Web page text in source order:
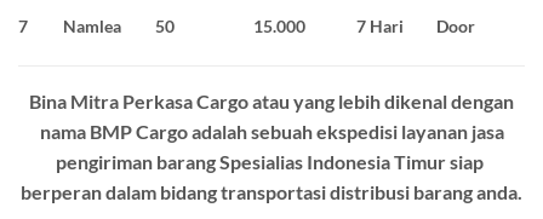
7 Namlea 50 15.000 7 Hari Door
Bina Mitra Perkasa Cargo atau yang lebih dikenal dengan
nama BMP Cargo adalah sebuah ekspedisi layanan jasa
pengiriman barang Spesialias Indonesia Timur siap
berperan dalam bidang transportasi distribusi barang anda.